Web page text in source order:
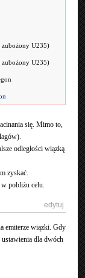
zubożony U235)
zubożony U235)
się. Mimo to,
odległości wiązką
zyskać.
pobliżu celu.
edytuj
emiterze wiązki. Gdy
dla dwóch